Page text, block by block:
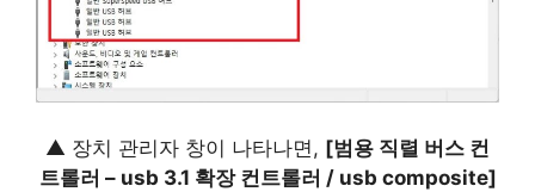
▲ 장치 관리자 창이 나타나면, [범용 직렬 버스 컨
트롤러 – usb 3.1 확장 컨트롤러 / usb composite]